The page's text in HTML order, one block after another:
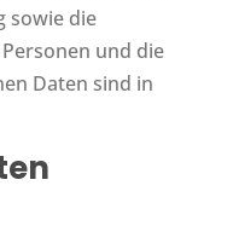
sowie die
und die
Daten sind in